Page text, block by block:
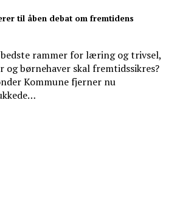
til åben debat om fremtidens
bedste rammer for læring og trivsel,
og børnehaver skal fremtidssikres?
Kommune fjerner nu